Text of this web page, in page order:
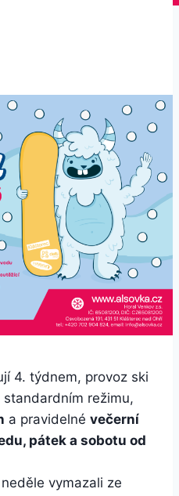
4. týdnem, provoz ski
standardním režimu,
a pravidelné večerní
pátek a sobotu od
vymazali ze